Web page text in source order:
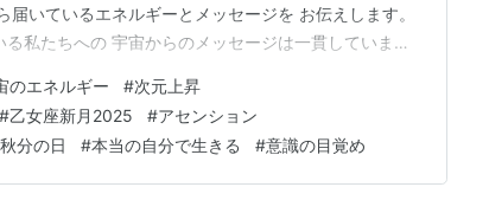
いているエネルギーとメッセージを お伝えします。
私たちへの 宇宙からのメッセージは一貫しています
穏やかな曇り空が優しい一日でした。 何色とも言え
のエネルギー #次元上昇
#乙女座新月2025 #アセンション
分の日 #本当の自分で生きる #意識の目覚め